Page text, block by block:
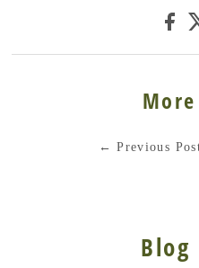
←Previous
Blog